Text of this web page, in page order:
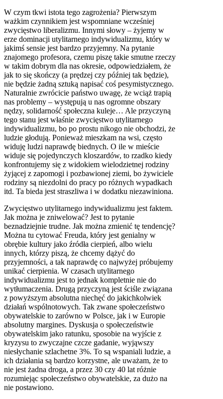
W czym tkwi istota tego zagrożenia? Pierwszym
ważkim czynnikiem jest wspomniane wcześniej
zwycięstwo liberalizmu. Innymi słowy – żyjemy w
erze dominacji utylitarnego indywidualizmu, który w
jakimś sensie jest bardzo przyjemny. Na pytanie
znajomego profesora, czemu piszę takie smutne rzeczy
w takim dobrym dla nas okresie, odpowiedziałem, że
jak to się skończy (a prędzej czy później tak będzie),
nie będzie żadną sztuką napisać coś pesymistycznego.
Naturalnie zwrócicie państwo uwagę, że wciąż trapią
nas problemy – występują u nas ogromne obszary
nędzy, solidarność społeczna kuleje… Ale przyczyną
tego stanu jest właśnie zwycięstwo utylitarnego
indywidualizmu, bo po prostu nikogo nie obchodzi, że
ludzie głodują. Ponieważ mieszkam na wsi, często
widuję ludzi naprawdę biednych. O ile w mieście
widuje się pojedynczych kloszardów, to rzadko kiedy
konfrontujemy się z widokiem wielodzietnej rodziny
żyjącej z zapomogi i pozbawionej ziemi, bo żywiciele
rodziny są niezdolni do pracy po różnych wypadkach
itd. Ta bieda jest straszliwa i w dodatku niezawiniona.
Zwycięstwo utylitarnego indywidualizmu jest faktem.
Jak można je zniwelować? Jest to pytanie
beznadziejnie trudne. Jak można zmienić tę tendencję?
Można tu cytować Freuda, który jest genialny w
obrębie kultury jako źródła cierpień, albo wielu
innych, którzy piszą, że chcemy dążyć do
przyjemności, a tak naprawdę co najwyżej próbujemy
unikać cierpienia. W czasach utylitarnego
indywidualizmu jest to jednak kompletnie nie do
wytłumaczenia. Drugą przyczyną jest ściśle związana
z powyższym absolutna niechęć do jakichkolwiek
działań wspólnotowych. Tak zwane społeczeństwo
obywatelskie to zarówno w Polsce, jak i w Europie
absolutny margines. Dyskusja o społeczeństwie
obywatelskim jako ratunku, sposobie na wyjście z
kryzysu to zwyczajne czcze gadanie, wyjąwszy
niesłychanie szlachetne 3%. To są wspaniali ludzie, a
ich działania są bardzo korzystne, ale uważam, że to
nie jest żadna droga, a przez 30 czy 40 lat różnie
rozumiejąc społeczeństwo obywatelskie, za dużo na
nie postawiono.